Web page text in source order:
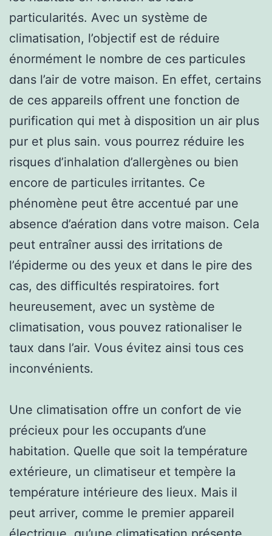
particularités. Avec un système de
climatisation, l’objectif est de réduire
énormément le nombre de ces particules
dans l’air de votre maison. En effet, certains
de ces appareils offrent une fonction de
purification qui met à disposition un air plus
pur et plus sain. vous pourrez réduire les
risques d’inhalation d’allergènes ou bien
encore de particules irritantes. Ce
phénomène peut être accentué par une
absence d’aération dans votre maison. Cela
peut entraîner aussi des irritations de
l’épiderme ou des yeux et dans le pire des
cas, des difficultés respiratoires. fort
heureusement, avec un système de
climatisation, vous pouvez rationaliser le
taux dans l’air. Vous évitez ainsi tous ces
inconvénients.
Une climatisation offre un confort de vie
précieux pour les occupants d’une
habitation. Quelle que soit la température
extérieure, un climatiseur et tempère la
température intérieure des lieux. Mais il
peut arriver, comme le premier appareil